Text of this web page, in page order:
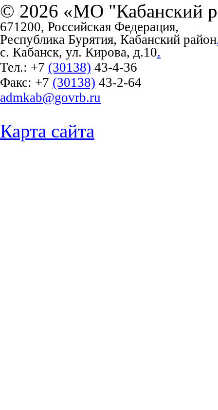
© 2026 «МО "Кабанский
671200, Российская Федерация,
Республика Бурятия, Кабанский район
с. Кабанск, ул. Кирова, д.10.
Тел.: +7 (30138) 43-4-36
Факс: +7 (30138) 43-2-64
admkab@govrb.ru
Карта сайта